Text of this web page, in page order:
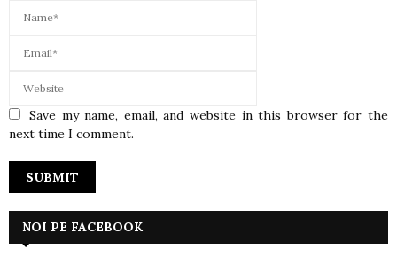
Save my name, email, and website in this browser for the
next time I comment.
NOI PE FACEBOOK